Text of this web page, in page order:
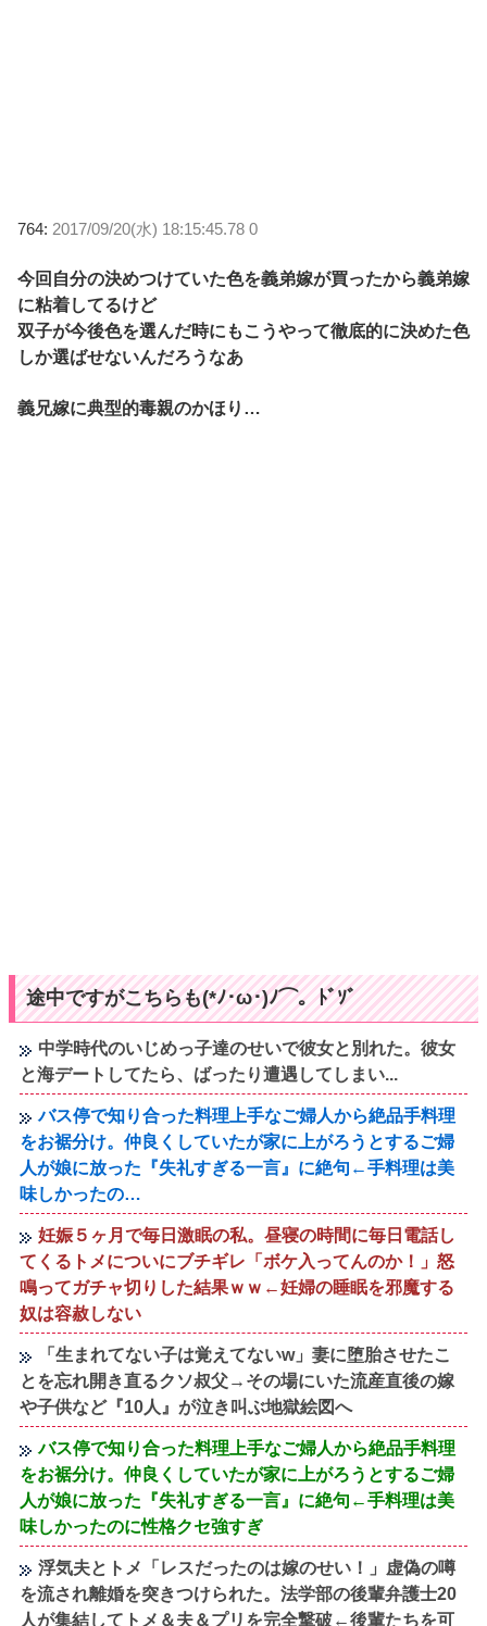
764: 2017/09/20(水) 18:15:45.78 0
今回自分の決めつけていた色を義弟嫁が買ったから義弟嫁
に粘着してるけど
双子が今後色を選んだ時にもこうやって徹底的に決めた色
しか選ばせないんだろうなあ
義兄嫁に典型的毒親のかほり…
途中ですがこちらも(*ﾉ･ω･)ﾉ⌒。ﾄﾞｿﾞ
中学時代のいじめっ子達のせいで彼女と別れた。彼女
と海デートしてたら、ばったり遭遇してしまい...
バス停で知り合った料理上手なご婦人から絶品手料理
をお裾分け。仲良くしていたが家に上がろうとするご婦
人が娘に放った『失礼すぎる一言』に絶句←手料理は美
味しかったの…
妊娠５ヶ月で毎日激眠の私。昼寝の時間に毎日電話し
てくるトメについにブチギレ「ボケ入ってんのか！」怒
鳴ってガチャ切りした結果ｗｗ←妊婦の睡眠を邪魔する
奴は容赦しない
「生まれてない子は覚えてないw」妻に堕胎させたこ
とを忘れ開き直るクソ叔父→その場にいた流産直後の嫁
や子供など『10人』が泣き叫ぶ地獄絵図へ
バス停で知り合った料理上手なご婦人から絶品手料理
をお裾分け。仲良くしていたが家に上がろうとするご婦
人が娘に放った『失礼すぎる一言』に絶句←手料理は美
味しかったのに性格クセ強すぎ
浮気夫とトメ「レスだったのは嫁のせい！」虚偽の噂
を流され離婚を突きつけられた。法学部の後輩弁護士20
人が集結してトメ＆夫＆プリを完全撃破←後輩たちを可